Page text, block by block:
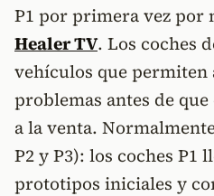
P1 por primera vez por
Healer TV. Los coches
vehículos que
problemas antes de
a la venta.
P2 y P3): los coches P1
prototipos iniciales y